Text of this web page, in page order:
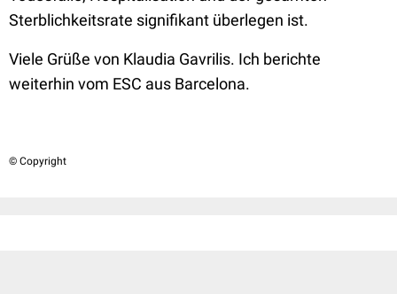
Sterblichkeitsrate signifikant überlegen ist.
Viele Grüße von Klaudia Gavrilis. Ich berichte
weiterhin vom ESC aus Barcelona.
© Copyright